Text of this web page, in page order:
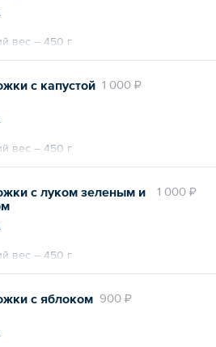
вес – 450 г
1 000 ₽
с капустой
вес – 450 г
1 000 ₽
с луком зеленым и
вес – 450 г
900 ₽
с яблоком